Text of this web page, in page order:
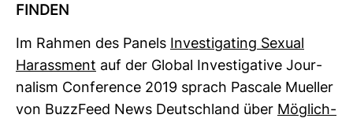
FINDEN
Im Rahmen des Panels Inves­ti­ga­ting Sexual
Harass­ment auf der Global Inves­ti­ga­tive Jour­
na­lism Con­fe­rence 2019 sprach Pas­cale Mueller
von Buzz­Feed News Deutsch­land über Mög­lich­